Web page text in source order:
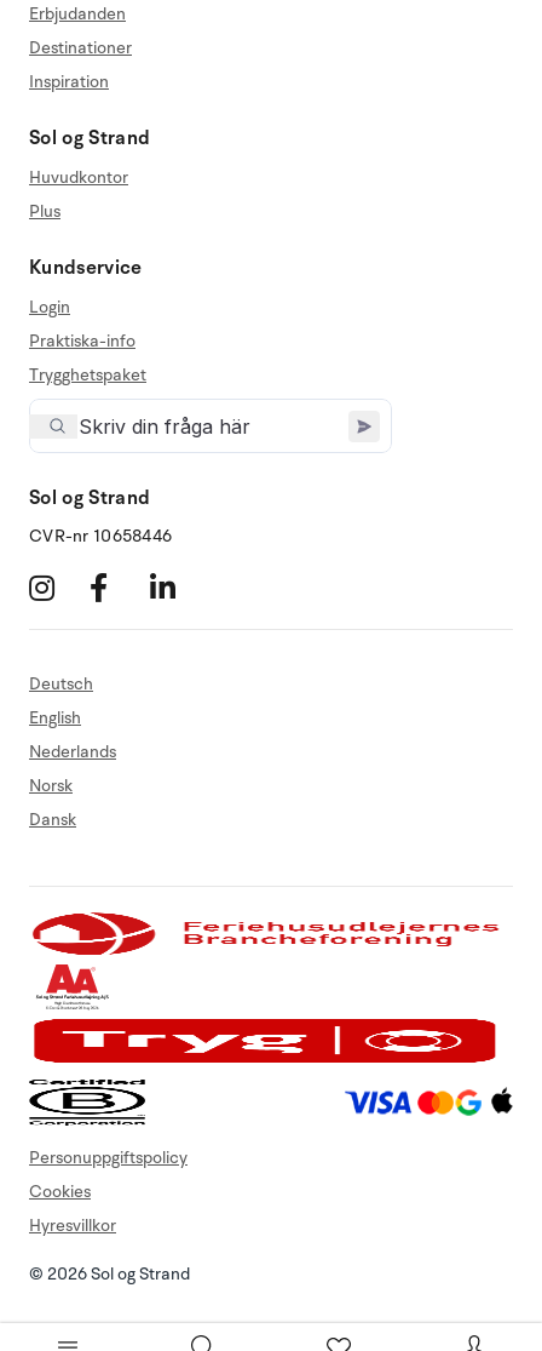
Erbjudanden
Destinationer
Inspiration
Sol og Strand
Huvudkontor
Plus
Kundservice
Login
Praktiska-info
Trygghetspaket
Sol og Strand
CVR-nr 10658446
Deutsch
English
Nederlands
Norsk
Dansk
© 2026 Sol og Strand
Personuppgiftspolicy
Cookies
Hyresvillkor